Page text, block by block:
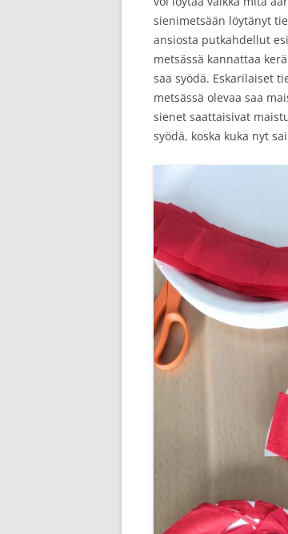
sienimetsään löytänyt
ansiosta putkahdellut
metsässä kannattaa
saa syödä. Eskarilaiset
metsässä olevaa saa
sienet saattaisivat
syödä, koska kuka nyt